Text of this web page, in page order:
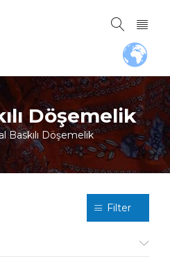
Döşemelik
Baskılı Döşemelik
Filter